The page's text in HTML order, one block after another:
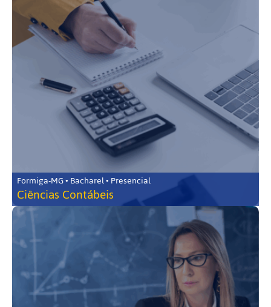
Formiga-MG • Bacharel • Presencial
Ciências Contábeis